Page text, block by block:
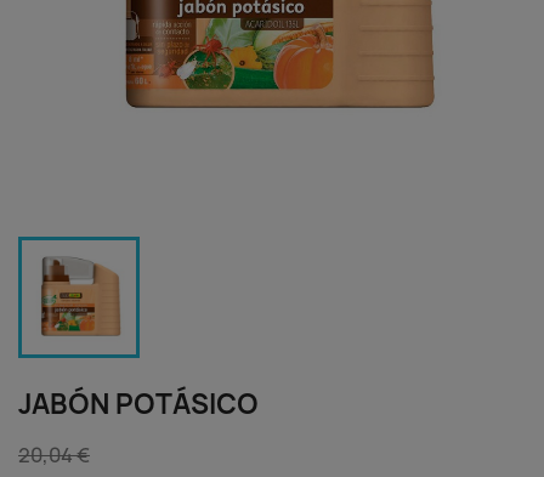
JABÓN POTÁSICO
20,04 €